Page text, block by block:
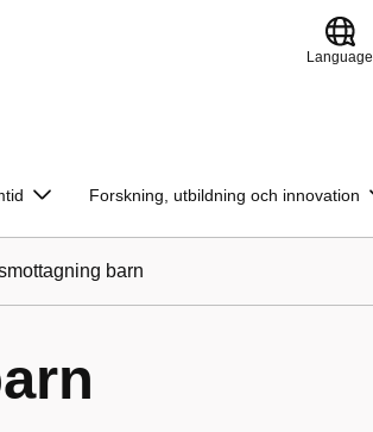
Language
Forskning, utbildning och innovation
barn